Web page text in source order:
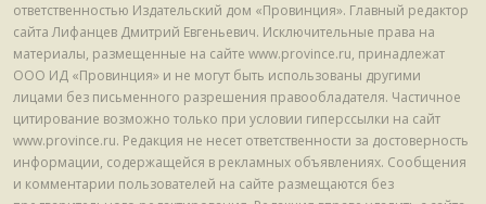
ответственностью Издательский дом «Провинция». Главный редактор
сайта Лифанцев Дмитрий Евгеньевич. Исключительные права на
материалы, размещенные на сайте www.province.ru, принадлежат
ООО ИД «Провинция» и не могут быть использованы другими
лицами без письменного разрешения правообладателя. Частичное
цитирование возможно только при условии гиперссылки на сайт
www.province.ru. Редакция не несет ответственности за достоверность
информации, содержащейся в рекламных объявлениях. Сообщения
и комментарии пользователей на сайте размещаются без